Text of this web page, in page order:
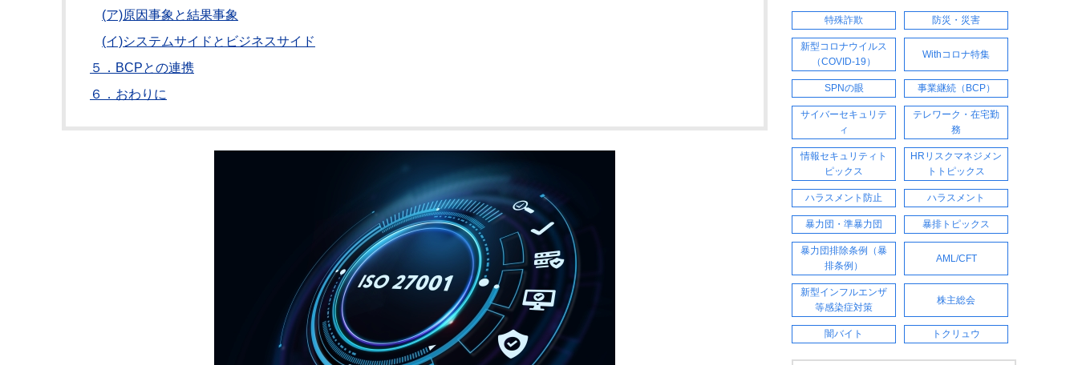
(ア)原因事象と結果事象
(イ)システムサイドとビジネスサイド
５．BCPとの連携
６．おわりに
特殊詐欺 防災・災害
新型コロナウイルス
（COVID-19）
Withコロナ特集
SPNの眼 事業継続（BCP）
サイバーセキュリテ
ィ
テレワーク・在宅勤
務
情報セキュリティト
ピックス
HRリスクマネジメン
トトピックス
ハラスメント防止 ハラスメント
暴力団・準暴力団 暴排トピックス
暴力団排除条例（暴
排条例）
AML/CFT
新型インフルエンザ
等感染症対策
株主総会
闇バイト トクリュウ